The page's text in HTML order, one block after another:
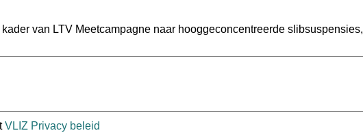
van LTV Meetcampagne naar hooggeconcentreerde slibsuspensies,
VLIZ Privacy beleid